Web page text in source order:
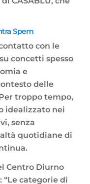
Spem
con le
concetti spesso
e
delle
troppo tempo,
idealizzato nei
senza
quotidiane di
Centro Diurno
“Le categorie di